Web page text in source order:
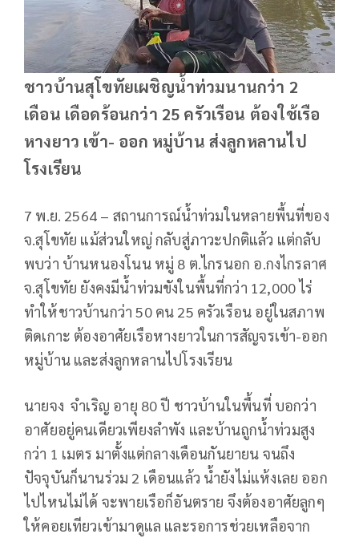
ชาวบ้านสุโขทัยเผชิญน้ำท่วมนานกว่า 2
เดือน เดือดร้อนกว่า 25 ครัวเรือน ต้องใช้เรือ
หางยาว เข้า- ออก หมู่บ้าน ส่งลูกหลานไป
โรงเรียน
7 พ.ย. 2564 – สถานการณ์น้ำท่วมในหลายพื้นที่ของ
จ.สุโขทัย แม้ส่วนใหญ่ กลับสู่ภาวะปกติแล้ว แต่กลับ
พบว่า บ้านหนองโนน หมู่ 8 ต.ไกรนอก อ.กงไกรลาศ
จ.สุโขทัย ยังคงมีน้ำท่วมขังในพื้นที่กว่า 12,000 ไร่
ทำให้ชาวบ้านกว่า 50 คน 25 ครัวเรือน อยู่ในสภาพ
ติดเกาะ ต้องอาศัยเรือหางยาวในการสัญจรเข้า-ออก
หมู่บ้าน และส่งลูกหลานไปโรงเรียน
นายจง จำเริญ อายุ 80 ปี ชาวบ้านในพื้นที่ บอกว่า
อาศัยอยู่คนเดียวเพียงลำพัง และบ้านถูกน้ำท่วมสูง
กว่า 1 เมตร มาตั้งแต่กลางเดือนกันยายน จนถึง
ปัจจุบันก็นานร่วม 2 เดือนแล้ว น้ำยังไม่แห้งเลย ออก
ไปไหนไม่ได้ จะพายเรือก็อันตราย จึงต้องอาศัยลูกๆ
ให้คอยเทียวเข้ามาดูแล และรอการช่วยเหลือจาก